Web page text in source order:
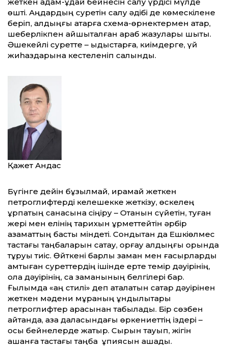
жеткен адам-құдай бейнесін салу үрдісі мүлде
өшті. Аңдардың суретін салу әдібі де көмескілене
беріп, алдыңғы қатарға схема-өрнектермен қатар,
шеберлікпен айшықталған араб жазулары шықты.
Әшекейлі суретте – ыдыстарға, киімдерге, үй
жиһаздарына кестеленіп салынды.
Қажет Андас
Бүгінге дейін бұзылмай, қирамай жеткен
петроглифтерді келешекке жеткізу, өскелең
ұрпақтың санасына сіңіру – Отанын сүйетін, туған
жері мен елінің тарихын құрметтейтін әрбір
азаматтың басты міндеті. Сондықтан да Ешкіөлмес
тастағы таңбаларын сақтау, қорғау алдыңғы орында
тұруы тиіс. Өйткені барлық заман мен ғасырларды
қамтыған суреттердің ішінде ерте темір дәуірінің,
қола дәуірінің, сақ заманының белгілері бар.
Ғылымда «аң стилі» деп аталатын сақтар дәуірінен
жеткен мәдени мұраның құндылықтары
петроглифтер арасынан табылады. Бір сөзбен
айтқанда, қазақ даласындағы өркениеттің іздері –
осы бейнелерде жатыр. Сырын тауып, жігін
ашқанға тастағы таңба құпиясын ашады.